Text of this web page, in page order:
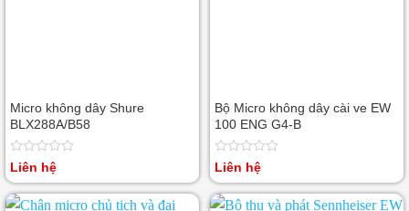
Micro không dây Shure
BLX288A/B58
Được
hạng
0
Liên hệ
Bộ Micro không dây cài ve EW
100 ENG G4-B
Được
hạng
0
Liên hệ